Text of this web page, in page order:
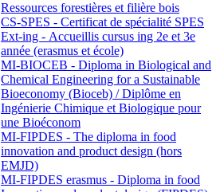
Ressources forestières et filière bois
CS-SPES - Certificat de spécialité SPES
Ext-ing - Accueillis cursus ing 2e et 3e
année (erasmus et école)
MI-BIOCEB - Diploma in Biological and
Chemical Engineering for a Sustainable
Bioeconomy (Bioceb) / Diplôme en
Ingénierie Chimique et Biologique pour
une Bioéconom
MI-FIPDES - The diploma in food
innovation and product design (hors
EMJD)
MI-FIPDES erasmus - Diploma in food